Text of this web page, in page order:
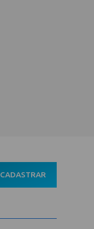
CADASTRAR